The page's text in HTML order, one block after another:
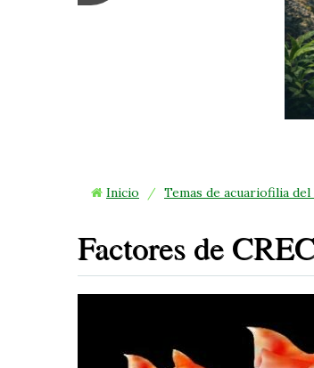
Inicio / Temas de acuariofilia
Factores de